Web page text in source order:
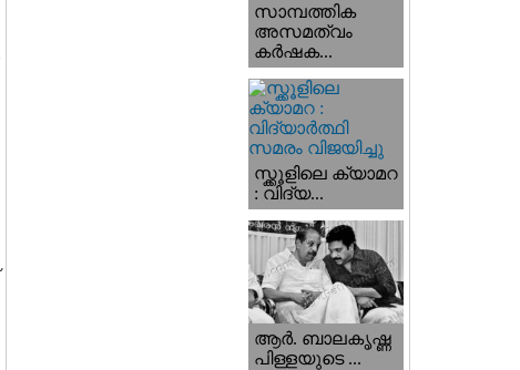
സാമ്പത്തിക
അസമത്വം
കര്‍ഷക...
സ്ക്കൂളിലെ ക്യാമറ
: വിദ്യ...
ആര്‍. ബാലകൃഷ്ണ
പിള്ളയുടെ ...